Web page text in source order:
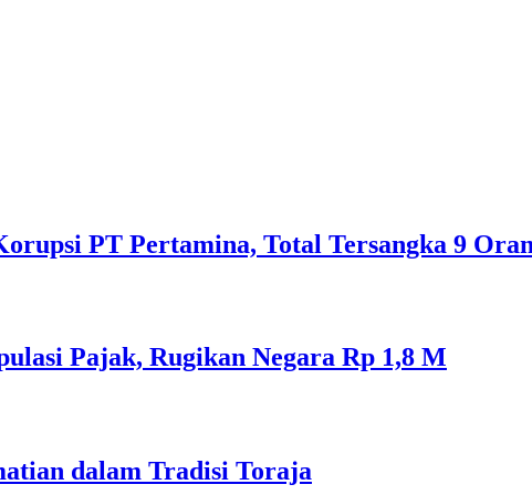
PT Pertamina, Total Tersangka 9
Pajak, Rugikan Negara Rp 1,8 M
dalam Tradisi Toraja